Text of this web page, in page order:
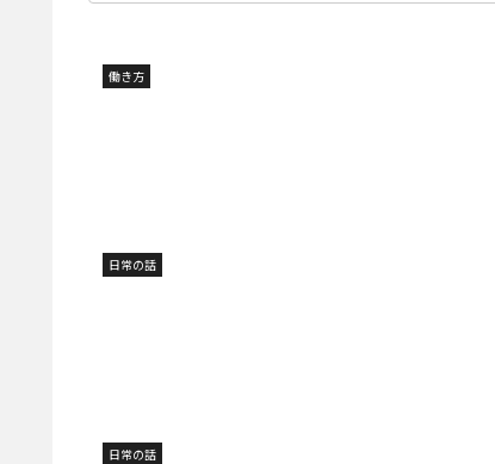
働き方
日常の話
日常の話